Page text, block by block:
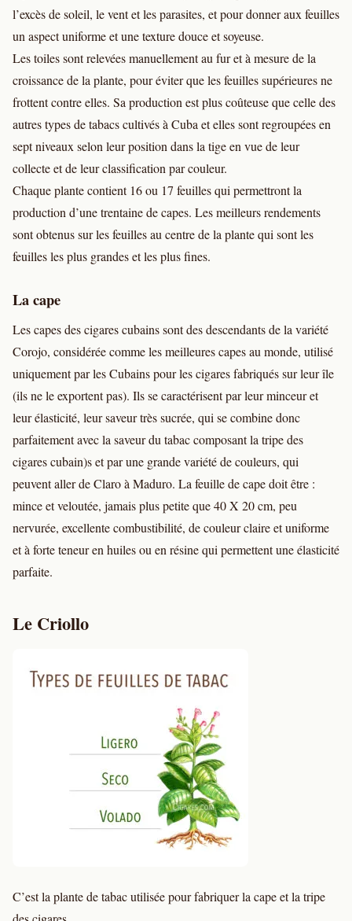
l’excès de soleil, le vent et les parasites, et pour donner aux feuilles
un aspect uniforme et une texture douce et soyeuse.
Les toiles sont relevées manuellement au fur et à mesure de la
croissance de la plante, pour éviter que les feuilles supérieures ne
frottent contre elles. Sa production est plus coûteuse que celle des
autres types de tabacs cultivés à Cuba et elles sont regroupées en
sept niveaux selon leur position dans la tige en vue de leur
collecte et de leur classification par couleur.
Chaque plante contient 16 ou 17 feuilles qui permettront la
production d’une trentaine de capes. Les meilleurs rendements
sont obtenus sur les feuilles au centre de la plante qui sont les
feuilles les plus grandes et les plus fines.
La cape
Les capes des cigares cubains sont des descendants de la variété
Corojo, considérée comme les meilleures capes au monde, utilisé
uniquement par les Cubains pour les cigares fabriqués sur leur île
(ils ne le exportent pas). Ils se caractérisent par leur minceur et
leur élasticité, leur saveur très sucrée, qui se combine donc
parfaitement avec la saveur du tabac composant la tripe des
cigares cubain)s et par une grande variété de couleurs, qui
peuvent aller de Claro à Maduro. La feuille de cape doit être :
mince et veloutée, jamais plus petite que 40 X 20 cm, peu
nervurée, excellente combustibilité, de couleur claire et uniforme
et à forte teneur en huiles ou en résine qui permettent une élasticité
parfaite.
Le Criollo
C’est la plante de tabac utilisée pour fabriquer la cape et la tripe